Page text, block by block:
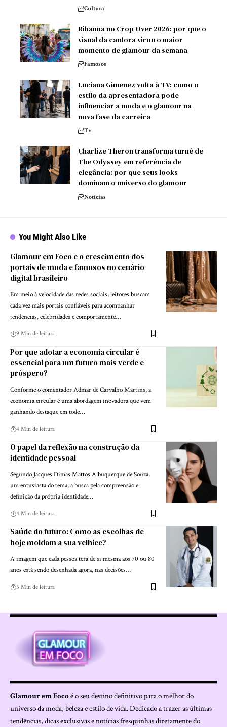
Cultura
Rihanna no Crop Over 2026: por que o
visual da cantora virou o maior
momento de glamour da semana
Famosos
Luciana Gimenez volta à TV: como o
estilo da apresentadora pode
influenciar a moda e o glamour na
nova fase da carreira
Tv
Charlize Theron transforma turnê de
The Odyssey em referência de
elegância: por que seus looks
dominam o universo do glamour
Notícias
You Might Also Like
Glamour em Foco e o crescimento dos
portais de moda e famosos no cenário
digital brasileiro
Em meio à velocidade das redes sociais, leitores buscam
cada vez mais portais confiáveis para acompanhar
tendências, celebridades e comportamento…
9 Min de leitura
Por que adotar a economia circular é
essencial para um futuro mais verde e
próspero?
Conforme o comentador Admar de Carvalho Martins, a
economia circular é uma abordagem inovadora que vem
ganhando destaque em todo…
4 Min de leitura
O papel da reflexão na construção da
identidade pessoal
Segundo Jacques Dimas Mattos Albuquerque de Souza,
um entusiasta do tema, a busca pela compreensão e
definição da própria identidade…
4 Min de leitura
Saúde do futuro: Como as escolhas de
hoje moldam a sua velhice?
A imagem que cada pessoa terá de si mesma aos 70 ou 80
anos está sendo desenhada agora, nas decisões…
5 Min de leitura
Glamour em Focoé o seu destino definitivo para o melhor do
universo da moda, beleza e estilo de vida. Dedicado a trazer as últimas
tendências, dicas exclusivas e notícias fresquinhas diretamente do